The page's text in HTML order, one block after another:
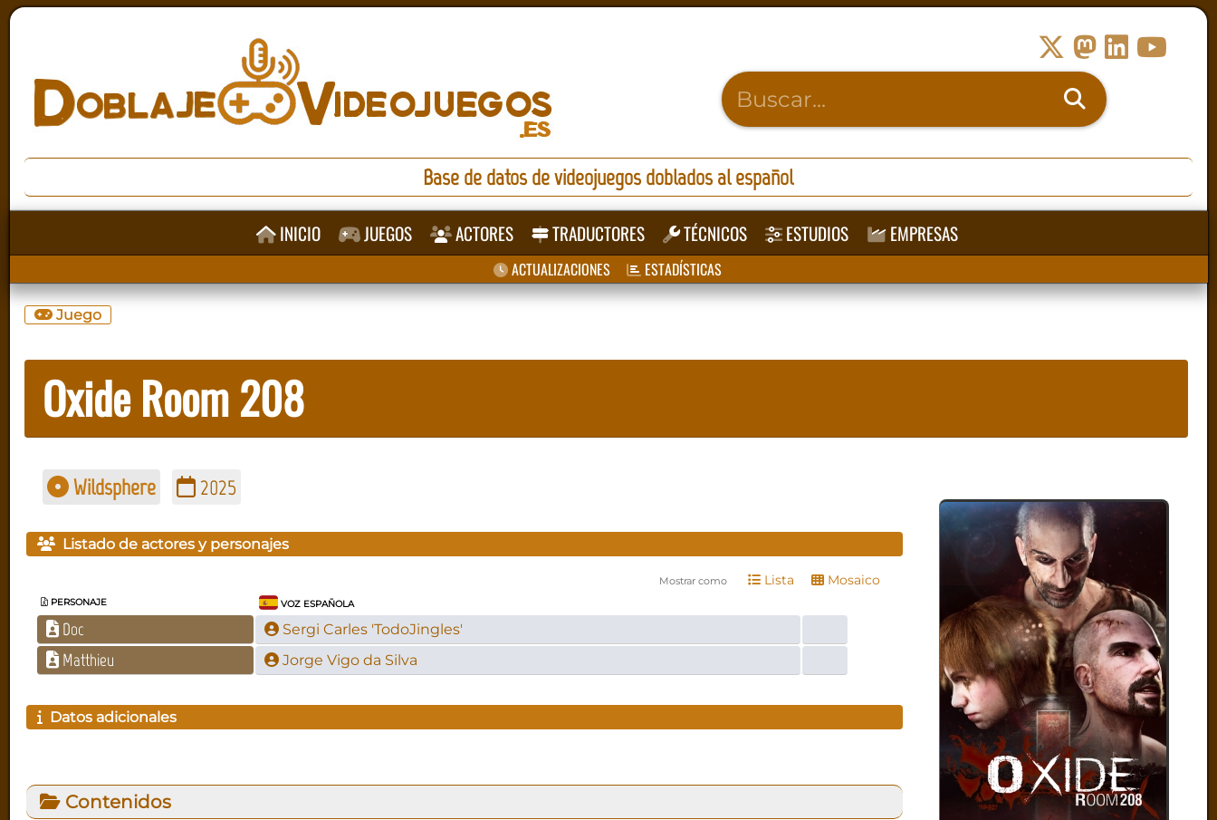
Base de datos de videojuegos doblados al español
INICIO JUEGOS ACTORES TRADUCTORES TÉCNICOS ESTUDIOS EMPRESAS
ACTUALIZACIONES ESTADÍSTICAS
Juego
Oxide Room 208
Wildsphere 2025
Listado de actores y personajes
Mostrar como Lista Mosaico
PERSONAJE VOZ ESPAÑOLA
Doc Sergi Carles 'TodoJingles'
Matthieu Jorge Vigo da Silva
Datos adicionales
Contenidos